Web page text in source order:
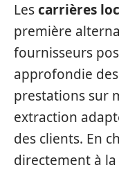
Lescarrières
première
fournisseurs
approfondie
prestations sur
extraction
des clients. En
directement à